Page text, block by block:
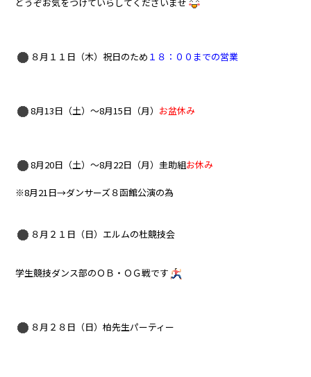
８月１１日（木）祝日のため １８：００までの営業
8月13日（土）～8月15日（月） お盆休み
8月20日（土）～8月22日（月）圭助組お休み
※8月21日→ダンサーズ８函館公演の為
８月２１日（日）エルムの杜競技会
学生競技ダンス部のＯＢ・ＯＧ戦です
８月２８日（日）柏先生パーティー